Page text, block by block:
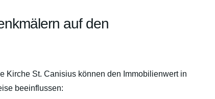
auf den
Kirche St. Canisius können den Immobilienwert in
beeinflussen: